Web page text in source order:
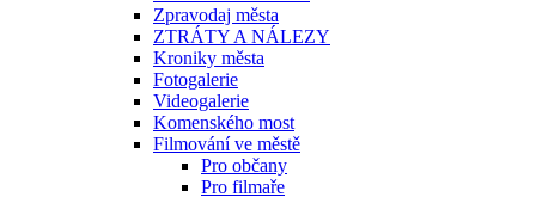
Zpravodaj města
ZTRÁTY A NÁLEZY
Kroniky města
Fotogalerie
Videogalerie
Komenského most
Filmování ve městě
Pro občany
Pro filmaře